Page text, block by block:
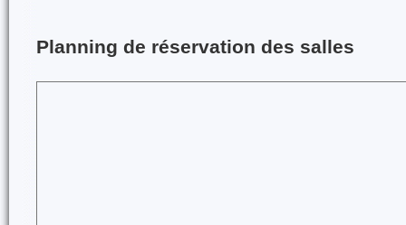
Planning de réservation des salles